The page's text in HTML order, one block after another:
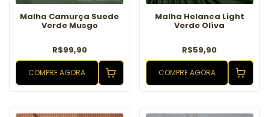
Malha Camurça Suede
Verde Musgo
R$99,90
COMPRE AGORA
Malha Helanca Light
Verde Olíva
R$59,90
COMPRE AGORA